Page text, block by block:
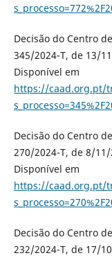
Decisão do Centro
345/2024-T, de 13/
Disponível em
https://caad.org.pt/
Decisão do Centro
270/2024-T, de 8/
Disponível em
https://caad.org.pt/
Decisão do Centro
232/2024-T, de 17/